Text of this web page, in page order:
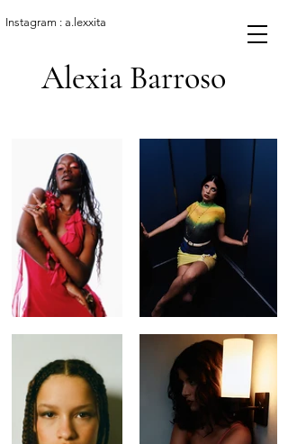
Instagram : a.lexxita
Alexia Barroso